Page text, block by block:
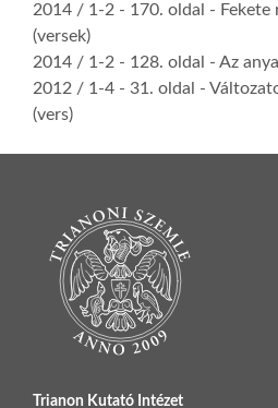
2014 / 1-2 - 170. oldal - Fekete
(versek)
2014 / 1-2 - 128. oldal - Az
2012 / 1-4 - 31. oldal -
(vers)
Trianon Kutató Intézet